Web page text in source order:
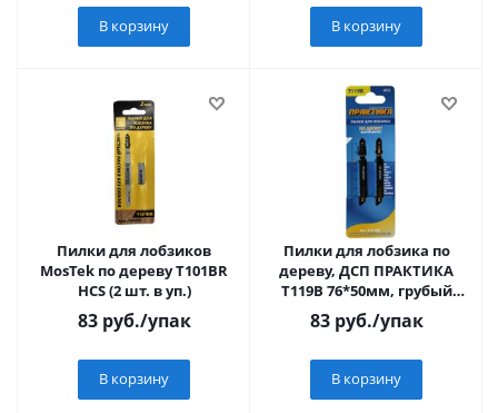
В корзину В корзину
Пилки для лобзиков
MosTek по дереву Т101BR
HCS (2 шт. в уп.)
83руб./упак
В корзину
Пилки для лобзика по
дереву, ДСП ПРАКТИКА
Т119В 76*50мм, грубый
рез, HCS (2шт.)
83руб./упак
В корзину